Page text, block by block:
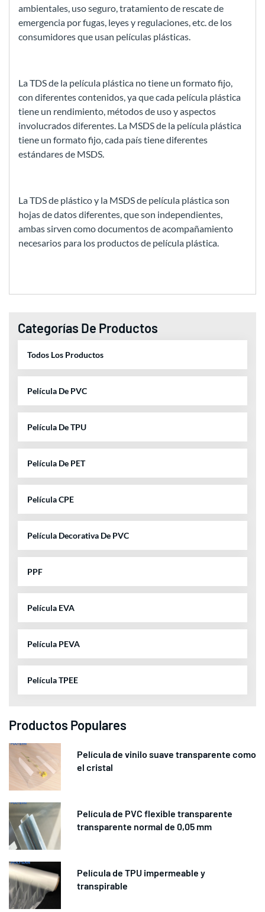
ambientales, uso seguro, tratamiento de rescate de
emergencia por fugas, leyes y regulaciones, etc. de los
consumidores que usan películas plásticas.
La TDS de la película plástica no tiene un formato fijo,
con diferentes contenidos, ya que cada película plástica
tiene un rendimiento, métodos de uso y aspectos
involucrados diferentes. La MSDS de la película plástica
tiene un formato fijo, cada país tiene diferentes
estándares de MSDS.
La TDS de plástico y la MSDS de película plástica son
hojas de datos diferentes, que son independientes,
ambas sirven como documentos de acompañamiento
necesarios para los productos de película plástica.
Categorías De Productos
Todos Los Productos
Película De PVC
Película De TPU
Película De PET
Película CPE
Película Decorativa De PVC
PPF
Película EVA
Película PEVA
Película TPEE
Productos Populares
Película de vinilo suave transparente como
el cristal
Película de PVC flexible transparente
transparente normal de 0,05 mm
Película de TPU impermeable y
transpirable